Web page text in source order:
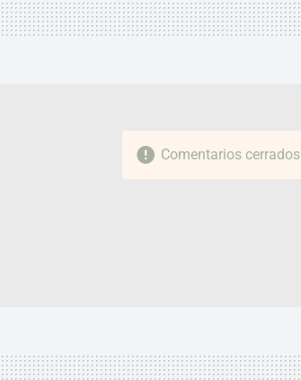
Comentarios cerrados